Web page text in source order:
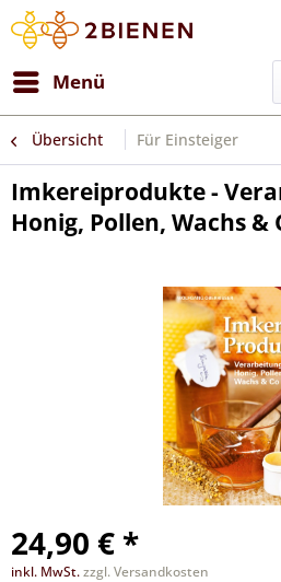
Menü
Übersicht Für Einsteiger
Imkereiprodukte -
Honig, Pollen, Wachs &
24,90 € *
inkl. MwSt.zzgl. Versandkosten